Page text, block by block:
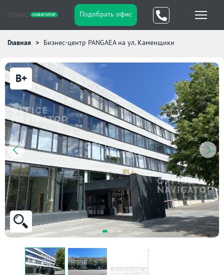
Подобрать офис
Главная Бизнес-центр PANGAEA на ул. Каменщики
B+